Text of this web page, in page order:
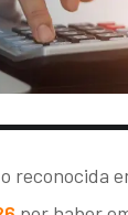
reconocida